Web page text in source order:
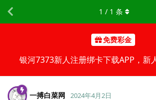
免费彩金
银河7373新人注册绑卡下载APP，新
1 / 1 条
一搏白菜网 2024年4月2日